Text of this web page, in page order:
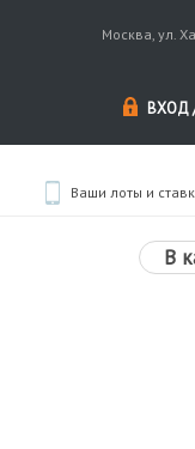
Москва, ул.
ВХОД
Ваши лоты и
В